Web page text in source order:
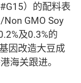
）的配料表
GMO Soy
及0.3%的
因改造大豆成
海关跟进。